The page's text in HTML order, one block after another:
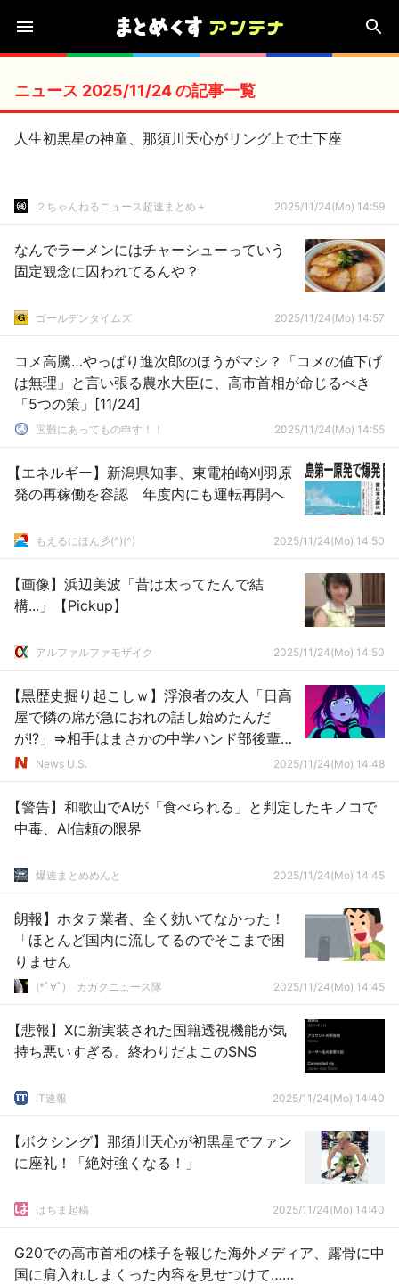
ニュース 2025/11/24 の記事一覧
人生初黒星の神童、那須川天心がリング上で土下座
２ちゃんねるニュース超速まとめ＋ 2025/11/24(Mo) 14:59
なんでラーメンにはチャーシューっていう
固定観念に囚われてるんや？
ゴールデンタイムズ 2025/11/24(Mo) 14:57
コメ高騰…やっぱり進次郎のほうがマシ？「コメの値下げ
は無理」と言い張る農水大臣に、高市首相が命じるべき
「5つの策」[11/24]
国難にあってもの申す！！ 2025/11/24(Mo) 14:55
【エネルギー】新潟県知事、東電柏崎刈羽原
発の再稼働を容認 年度内にも運転再開へ
もえるにほん彡(^)(^) 2025/11/24(Mo) 14:50
【画像】浜辺美波「昔は太ってたんで結
構...」【Pickup】
アルファルファモザイク 2025/11/24(Mo) 14:50
【黒歴史掘り起こしｗ】浮浪者の友人「日高
屋で隣の席が急におれの話し始めたんだ
が!?」⇒相手はまさかの中学ハンド部後輩ｗ
ｗｗNews U.S. 2025/11/24(Mo) 14:48
【警告】和歌山でAIが「食べられる」と判定したキノコで
中毒、AI信頼の限界
爆速まとめめんと 2025/11/24(Mo) 14:45
朗報】ホタテ業者、全く効いてなかった！
「ほとんど国内に流してるのでそこまで困
りません
(*ﾟ∀ﾟ)ゞカガクニュース隊 2025/11/24(Mo) 14:45
【悲報】Xに新実装された国籍透視機能が気
持ち悪いすぎる。終わりだよこのSNS
IT速報 2025/11/24(Mo) 14:40
【ボクシング】那須川天心が初黒星でファン
に座礼！「絶対強くなる！」
はちま起稿 2025/11/24(Mo) 14:40
G20での高市首相の様子を報じた海外メディア、露骨に中
国に肩入れしまくった内容を見せつけて……